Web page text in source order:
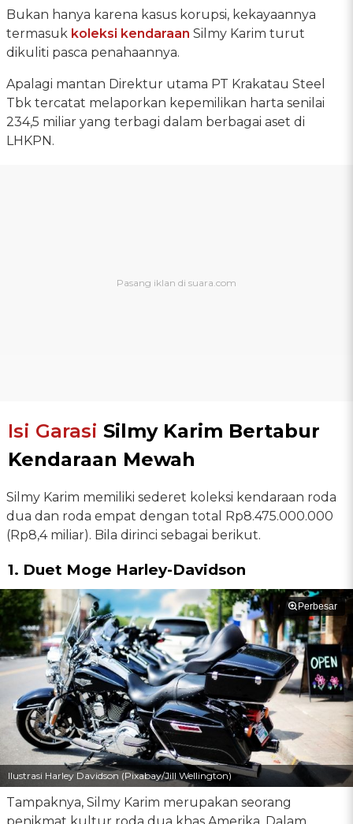
Bukan hanya karena kasus korupsi, kekayaannya
termasuk koleksi kendaraan Silmy Karim turut
dikuliti pasca penahaannya.
Apalagi mantan Direktur utama PT Krakatau Steel
Tbk tercatat melaporkan kepemilikan harta senilai
234,5 miliar yang terbagi dalam berbagai aset di
LHKPN.
Isi Garasi Silmy Karim Bertabur
Kendaraan Mewah
Silmy Karim memiliki sederet koleksi kendaraan roda
dua dan roda empat dengan total Rp8.475.000.000
(Rp8,4 miliar). Bila dirinci sebagai berikut.
1. Duet Moge Harley-Davidson
Perbesar
Ilustrasi Harley Davidson (Pixabay/Jill Wellington)
Tampaknya, Silmy Karim merupakan seorang